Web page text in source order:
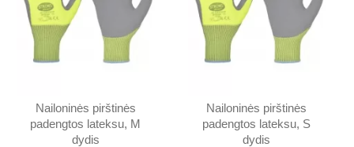
Nailoninės pirštinės
padengtos lateksu, M
dydis
Nailoninės pirštinės
padengtos lateksu, S
dydis